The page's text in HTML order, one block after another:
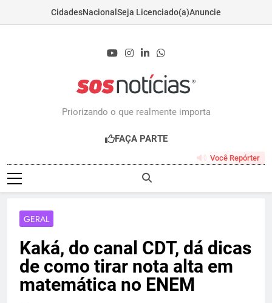
CidadesNacional Seja Licenciado(a)Anuncie
Priorizando o que realmente importa
FAÇA PARTE
Você Repórter
GERAL
Kaká, do canal CDT, dá dicas
de como tirar nota alta em
matemática no ENEM